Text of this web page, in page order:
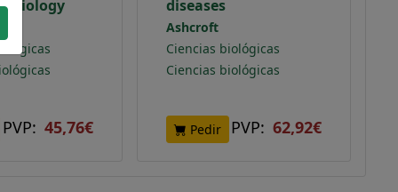
biology
PVP: 45,76€
diseases
Ashcroft
Ciencias biológicas
Ciencias biológicas
Pedir PVP: 62,92€